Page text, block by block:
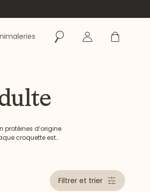
RechercherSe connecter
Panier
protéines d’origine
croquette est
qualité.
Filtrer et trier